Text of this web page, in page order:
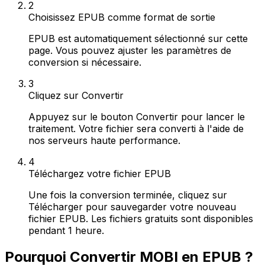
2
Choisissez EPUB comme format de sortie
EPUB est automatiquement sélectionné sur cette
page. Vous pouvez ajuster les paramètres de
conversion si nécessaire.
3
Cliquez sur Convertir
Appuyez sur le bouton Convertir pour lancer le
traitement. Votre fichier sera converti à l'aide de
nos serveurs haute performance.
4
Téléchargez votre fichier EPUB
Une fois la conversion terminée, cliquez sur
Télécharger pour sauvegarder votre nouveau
fichier EPUB. Les fichiers gratuits sont disponibles
pendant 1 heure.
Pourquoi Convertir MOBI en EPUB ?